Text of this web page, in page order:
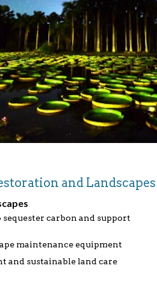
and Landscapes
carbon and support
maintenance equipment
and sustainable land care